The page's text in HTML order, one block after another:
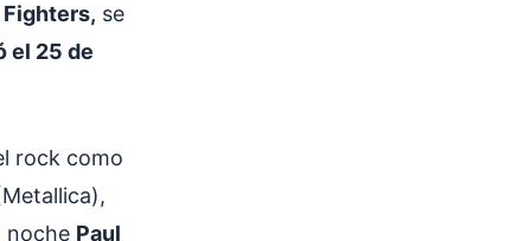
se
el 25 de
rock como
noche Paul